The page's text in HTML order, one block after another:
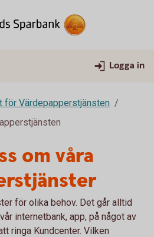
Logga in
för Värdepapperstjänsten
om våra
för olika behov. Det går alltid
internetbank, app, på något av
ringa Kundcenter. Vilken